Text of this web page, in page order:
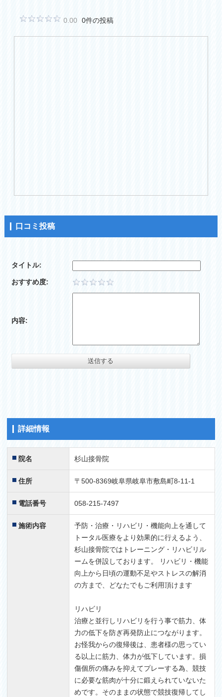
0.00 0件の投稿
口コミ投稿
タイトル:
おすすめ度:
内容:
詳細情報
院名 杉山接骨院
住所 〒500-8369岐阜県岐阜市敷島町8-11-1
電話番号 058-215-7497
施術内容
予防・治療・リハビリ・機能向上を通して
トータル医療をより効果的に行えるよう、
杉山接骨院ではトレーニング・リハビリル
ームを併設しております。 リハビリ・機能
向上から日頃の運動不足やストレスの解消
の方まで、どなたでもご利用頂けます
リハビリ
治療と並行しリハビリを行う事で筋力、体
力の低下を防ぎ再発防止につながります。
お怪我からの復帰後は、患者様の思ってい
る以上に筋力、体力が低下しています。損
傷個所の痛みを抑えてプレーする為、競技
に必要な筋肉が十分に鍛えられていないた
めです。そのままの状態で競技復帰してし